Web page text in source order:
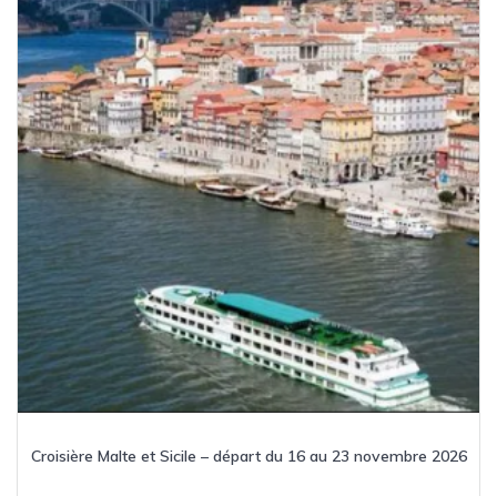
Croisière Malte et Sicile – départ du 16 au 23 novembre 2026